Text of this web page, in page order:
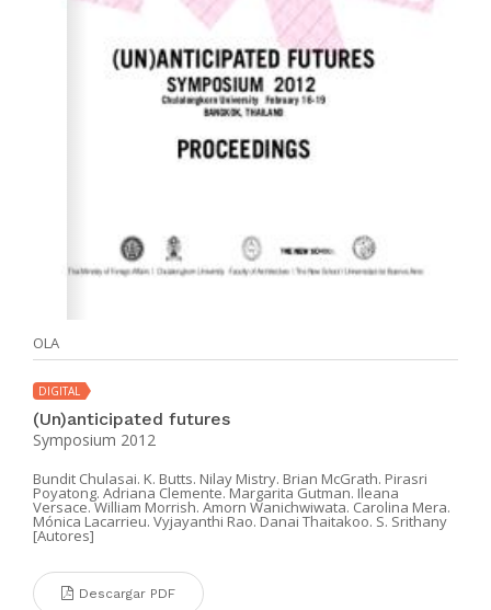
OLA
DIGITAL
(Un)anticipated futures
Symposium 2012
Bundit Chulasai. K. Butts. Nilay Mistry. Brian McGrath. Pirasri
Poyatong. Adriana Clemente. Margarita Gutman. Ileana
Versace. William Morrish. Amorn Wanichwiwata. Carolina Mera.
Mónica Lacarrieu. Vyjayanthi Rao. Danai Thaitakoo. S. Srithany
[Autores]
Descargar PDF